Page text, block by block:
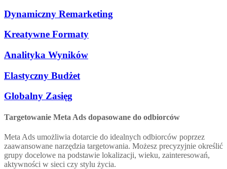
Dynamiczny Remarketing
Kreatywne Formaty
Analityka Wyników
Elastyczny Budżet
Globalny Zasięg
Targetowanie Meta Ads dopasowane do odbiorców
Meta Ads umożliwia dotarcie do idealnych odbiorców poprzez
zaawansowane narzędzia targetowania. Możesz precyzyjnie określić
grupy docelowe na podstawie lokalizacji, wieku, zainteresowań,
aktywności w sieci czy stylu życia.